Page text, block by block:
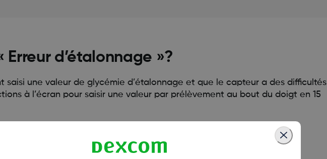
d’étalonnage »?
saisi une valeur de glycémie d’étalonnage et que le capteur a des difficultés
à l’écran pour saisir une valeur par prélèvement au bout du doigt en 15